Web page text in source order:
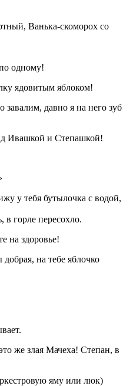
Ванька-скоморох со
одному!
ядовитым яблоком!
давно я на него зуб
Ивашкой и Степашкой!
у тебя бутылочка с водой,
в горле пересохло.
на здоровье!
на тебе яблочко
же злая Мачеха! Степан, в
яму или люк)